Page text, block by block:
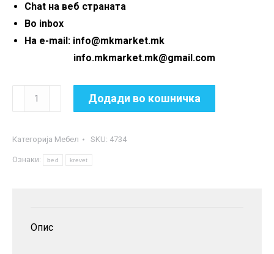
Chat на веб страната
Во inbox
На e-mail: info@mkmarket.mk
info.mkmarket.mk@gmail.com
Преклоплив
кревет
метална
конструкција
Додади во кошничка
Категорија Мебел SKU: 4734
Ознаки: bed krevet
Опис